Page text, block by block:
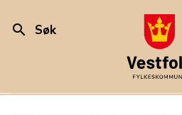
search Søk